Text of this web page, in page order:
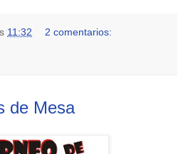
11:32 2 comentarios:
de Mesa